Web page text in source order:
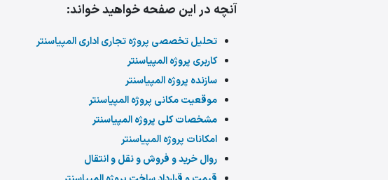
آنچه در این صفحه خواهید خواند:
تحلیل تخصصی پروژه تجاری اداری المپیاسنتر
کاربری پروژه المپیاسنتر
سازنده پروژه المپیاسنتر
موقعیت مکانی پروژه المپیاسنتر
مشخصات کلی پروژه المپیاسنتر
امکانات پروژه المپیاسنتر
روال خرید و فروش و نقل و انتقال